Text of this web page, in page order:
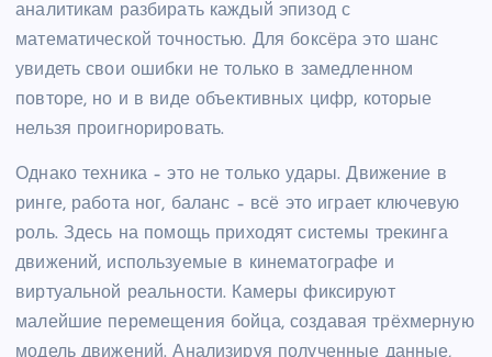
аналитикам разбирать каждый эпизод с
математической точностью. Для боксёра это шанс
увидеть свои ошибки не только в замедленном
повторе, но и в виде объективных цифр, которые
нельзя проигнорировать.
Однако техника – это не только удары. Движение в
ринге, работа ног, баланс – всё это играет ключевую
роль. Здесь на помощь приходят системы трекинга
движений, используемые в кинематографе и
виртуальной реальности. Камеры фиксируют
малейшие перемещения бойца, создавая трёхмерную
модель движений. Анализируя полученные данные,